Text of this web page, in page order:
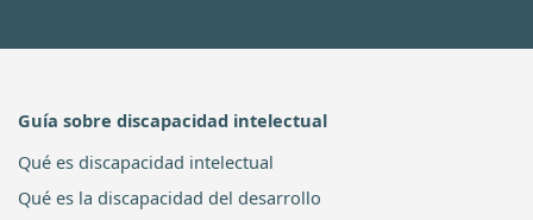
Guía sobre discapacidad intelectual
Qué es discapacidad intelectual
Qué es la discapacidad del desarrollo